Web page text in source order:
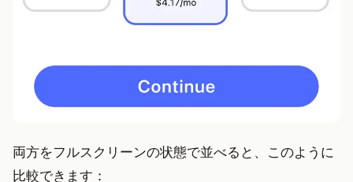
両方をフルスクリーンの状態で並べると、このように
比較できます：